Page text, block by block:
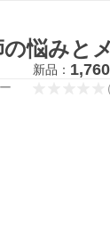
の悩みと
新品： 1,760